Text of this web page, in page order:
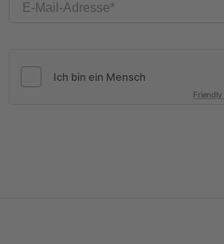
E-Mail-Adresse